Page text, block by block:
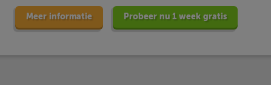
Meer informatie Probeer nu 1 week gratis